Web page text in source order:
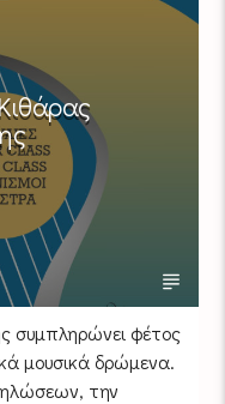
συμπληρώνει φέτος
μουσικά δρώμενα.
την